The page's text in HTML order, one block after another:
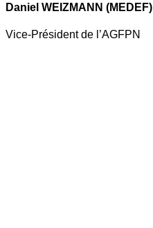
Daniel WEIZMANN (MEDEF)
Vice-Président de l’AGFPN